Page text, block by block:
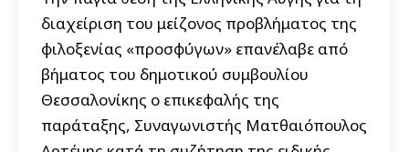
διαχείριση του μείζονος προβλήματος της
φιλοξενίας «προσφύγων» επανέλαβε από
βήματος του δημοτικού συμβουλίου
Θεσσαλονίκης ο επικεφαλής της
παράταξης, Συναγωνιστής Ματθαιόπουλος